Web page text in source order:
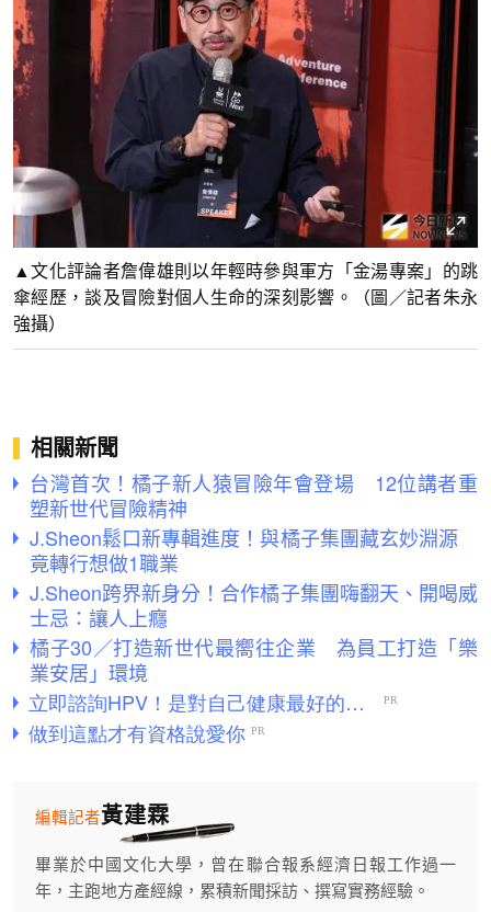
▲文化評論者詹偉雄則以年輕時參與軍方「金湯專案」的跳
傘經歷，談及冒險對個人生命的深刻影響。（圖／記者朱永
強攝）
相關新聞
台灣首次！橘子新人猿冒險年會登場 12位講者重
塑新世代冒險精神
J.Sheon鬆口新專輯進度！與橘子集團藏玄妙淵源
竟轉行想做1職業
J.Sheon跨界新身分！合作橘子集團嗨翻天、開喝威
士忌：讓人上癮
橘子30／打造新世代最嚮往企業 為員工打造「樂
業安居」環境
黃建霖
編輯記者
畢業於中國文化大學，曾在聯合報系經濟日報工作過一
年，主跑地方產經線，累積新聞採訪、撰寫實務經驗。